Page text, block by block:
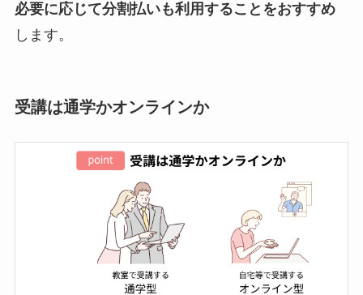
必要に応じて分割払いも利用することをおすすめ
します。
受講は通学かオンラインか